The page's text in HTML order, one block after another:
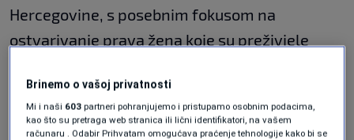
Hercegovine, s posebnim fokusom na
ostvarivanje prava žena koje su preživjele
Sarajevu.
Autori istraživanja upozoravaju da postoji
Brinemo o vašoj privatnosti
Mi i naši 603 partneri pohranjujemo i pristupamo osobnim podacima,
kao što su pretraga web stranica ili lični identifikatori, na vašem
računaru . Odabir Prihvatam omogućava praćenje tehnologije kako bi se